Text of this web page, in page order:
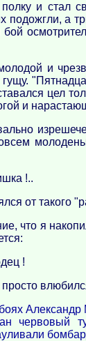
и стал
а
и
цел
и
!..
от такого
что я
!
Александр
червовый